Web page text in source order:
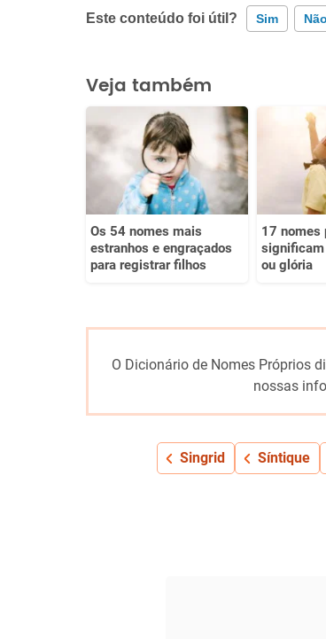
Este conteúdo foi útil? Sim Não
Este conteúdo contém informação
Este conteúdo não tem a informação
Outro
Veja também
Os 54 nomes mais
estranhos e engraçados
para registrar filhos
17 nomes
significam
ou glória
O Dicionário de Nomes Próprios
nossas
Singrid Síntique